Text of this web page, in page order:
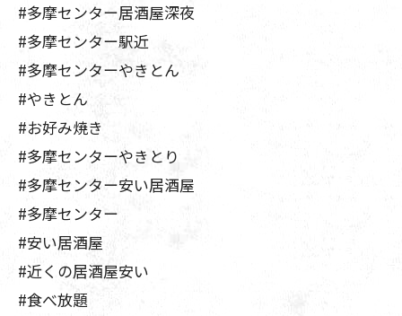
#多摩センター居酒屋深夜
#多摩センター駅近
#多摩センターやきとん
#やきとん
#お好み焼き
#多摩センターやきとり
#多摩センター安い居酒屋
#多摩センター
#安い居酒屋
#近くの居酒屋安い
#食べ放題